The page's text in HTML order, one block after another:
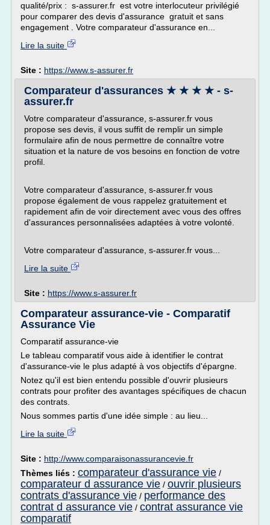
qualité/prix : s-assurer.fr est votre interlocuteur privilégié
pour comparer des devis d'assurance gratuit et sans
engagement . Votre comparateur d'assurance en...
Lire la suite
Site : https://www.s-assurer.fr
Comparateur d'assurances ★ ★ ★ ★ - s-
assurer.fr
Votre comparateur d'assurance, s-assurer.fr vous
propose ses devis, il vous suffit de remplir un simple
formulaire afin de nous permettre de connaître votre
situation et la nature de vos besoins en fonction de votre
profil.
Votre comparateur d'assurance, s-assurer.fr vous
propose également de vous rappelez gratuitement et
rapidement afin de voir directement avec vous des offres
d'assurances personnalisées adaptées à votre volonté.
Votre comparateur d'assurance, s-assurer.fr vous...
Lire la suite
Site : https://www.s-assurer.fr
Comparateur assurance-vie - Comparatif
Assurance Vie
Comparatif assurance-vie
Le tableau comparatif vous aide à identifier le contrat
d'assurance-vie le plus adapté à vos objectifs d'épargne.
Notez qu'il est bien entendu possible d'ouvrir plusieurs
contrats pour profiter des avantages spécifiques de chacun
des contrats.
Nous sommes partis d'une idée simple : au lieu...
Lire la suite
Site : http://www.comparaisonassurancevie.fr
Thèmes liés : comparateur d'assurance vie /
comparateur d assurance vie / ouvrir plusieurs
contrats d'assurance vie / performance des
contrat d assurance vie / contrat assurance vie
comparatif